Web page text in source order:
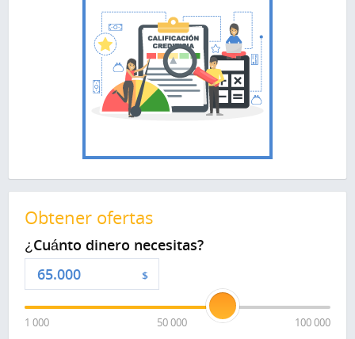
Obtener ofertas
¿Cuánto dinero necesitas?
$
1 000 50 000 100 000